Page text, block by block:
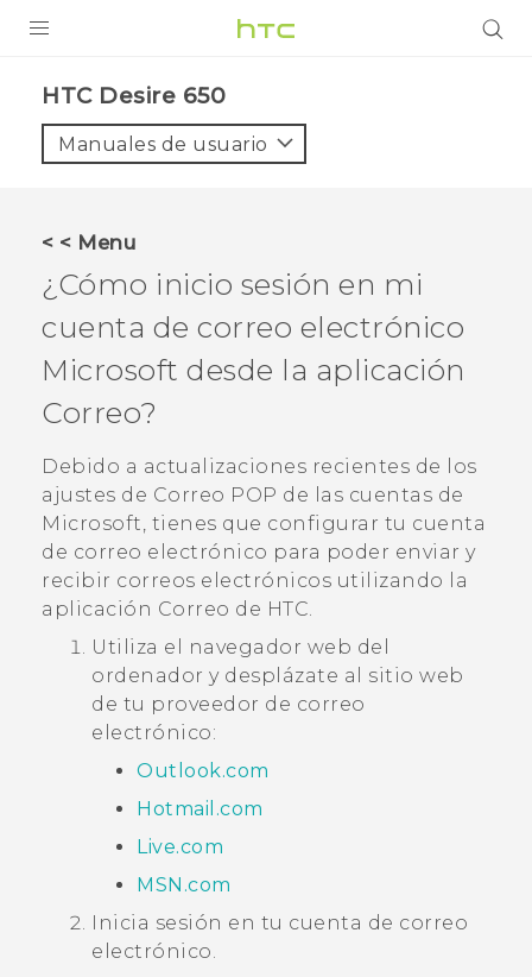
VIVE
VIVERSE
AYUDA
HTC Devices & Accessories
Video Tutorials
HTC Desire 650‎
Manuales de usuario
< < Menu
¿Cómo inicio sesión en mi
cuenta de correo electrónico
Microsoft desde la aplicación
Correo?
Debido a actualizaciones recientes de los
ajustes de Correo POP de las cuentas de
Microsoft, tienes que configurar tu cuenta
de correo electrónico para poder enviar y
recibir correos electrónicos utilizando la
aplicación Correo de HTC.
Utiliza el navegador web del
ordenador y desplázate al sitio web
de tu proveedor de correo
electrónico:
Outlook.com
Hotmail.com
Live.com
MSN.com
Inicia sesión en tu cuenta de correo
electrónico.